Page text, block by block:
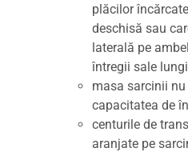
plăcilor
deschisă sau
laterală pe
întregii sale
masa sarcinii
capacitatea de
centurile de
aranjate pe